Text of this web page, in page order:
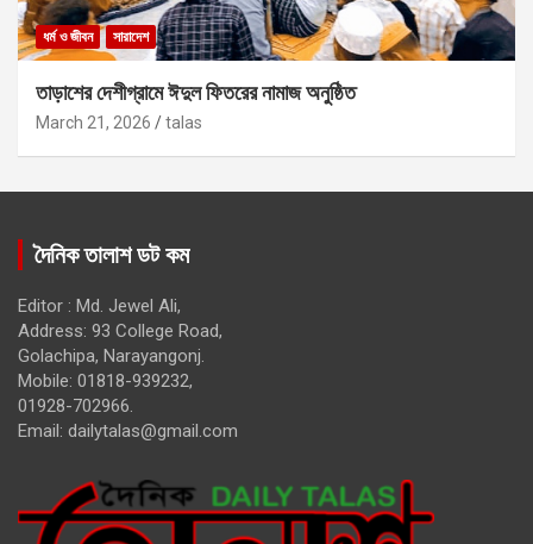
ধর্ম ও জীবন সারাদেশ
তাড়াশের দেশীগ্রামে ঈদুল ফিতরের নামাজ অনুষ্ঠিত
March 21, 2026 talas
দৈনিক তালাশ ডট কম
Editor : Md. Jewel Ali,
Address: 93 College Road,
Golachipa, Narayangonj.
Mobile: 01818-939232,
01928-702966.
Email: dailytalas@gmail.com